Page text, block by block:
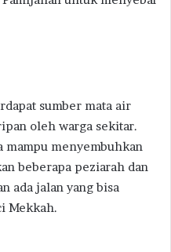
sumber mata air
oleh warga sekitar.
mampu menyembuhkan
beberapa peziarah dan
ada jalan yang bisa
Mekkah.